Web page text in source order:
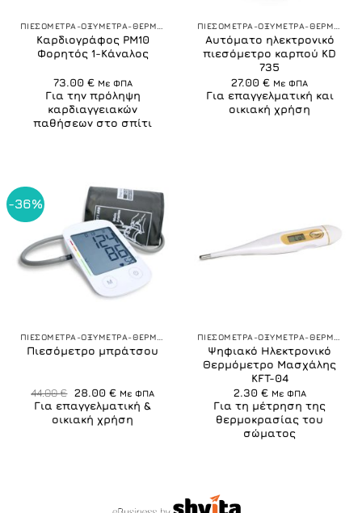
ΠΙΕΣΟΜΕΤΡΑ-ΟΞΥΜΕΤΡΑ-ΘΕΡΜΟΜΕΤΡΑ
Καρδιογράφος PM10
Φορητός 1-Κάναλος
73.00 € Με ΦΠΑ
Για την πρόληψη
καρδιαγγειακών
παθήσεων στο σπίτι
ΠΙΕΣΟΜΕΤΡΑ-ΟΞΥΜΕΤΡΑ-ΘΕΡΜΟΜΕΤΡΑ
Αυτόματο ηλεκτρονικό
πιεσόμετρο καρπού KD
735
27.00 € Με ΦΠΑ
Για επαγγελματική και
οικιακή χρήση
-36%
Πιεσόμετρο μπράτσου
44.00€ Original
price
was:
44.00 €.
28.00 €Η
τρέχουσα
τιμή
είναι:
Με ΦΠΑ
Για επαγγελματική &
οικιακή χρήση
Ψηφιακό Ηλεκτρονικό
Θερμόμετρο Μασχάλης
KFT-04
2.30 € Με ΦΠΑ
Για τη μέτρηση της
θερμοκρασίας του
σώματος